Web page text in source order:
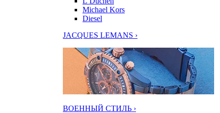
Michael Kors
Diesel
JACQUES LEMANS ›
ВОЕННЫЙ СТИЛЬ ›